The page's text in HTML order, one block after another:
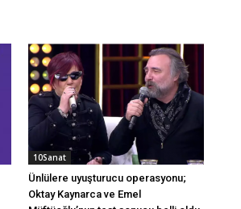
10Sanat
Ünlülere uyuşturucu operasyonu;
Oktay Kaynarca ve Emel